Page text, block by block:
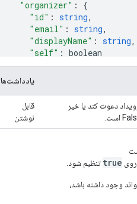
"organizer" :
"id" : string,
"email" : string,
"displayName" : string,
"self" : boolean
},
"start"
"date"
"dateTime"
: datetime
"timeZone" : string
},
"dateTime": datetime ,
"timeZone"
یادداشت‌ها
دعوت کند یا خیر
قابل
نوشتن
true تنظیم شود.